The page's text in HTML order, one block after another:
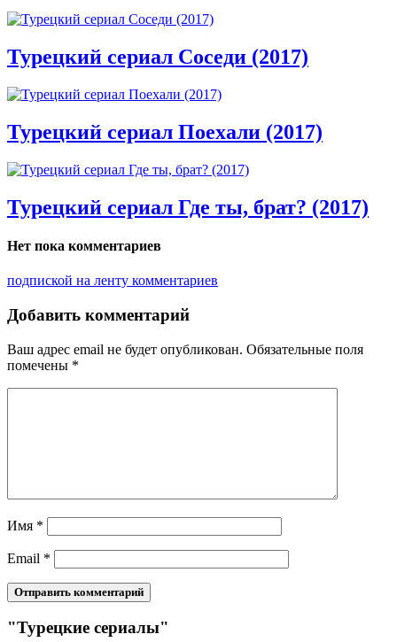
Турецкий сериал Соседи (2017)
Турецкий сериал Поехали (2017)
Турецкий сериал Где ты, брат? (2017)
Нет пока комментариев
подпиской на ленту комментариев
Добавить комментарий
Ваш адрес email не будет опубликован. Обязательные поля
помечены *
Имя *
Email *
"Турецкие сериалы"